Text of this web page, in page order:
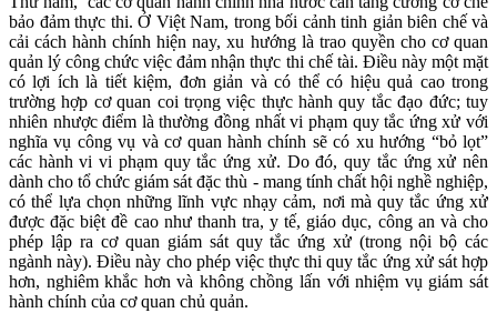
bảo đảm thực thi. Ở Việt Nam, trong bối cảnh tinh giản biên chế và
cải cách hành chính hiện nay, xu hướng là trao quyền cho cơ quan
quản lý công chức việc đảm nhận thực thi chế tài. Điều này một mặt
có lợi ích là tiết kiệm, đơn giản và có thể có hiệu quả cao trong
trường hợp cơ quan coi trọng việc thực hành quy tắc đạo đức; tuy
nhiên nhược điểm là thường đồng nhất vi phạm quy tắc ứng xử với
nghĩa vụ công vụ và cơ quan hành chính sẽ có xu hướng “bỏ lọt”
các hành vi vi phạm quy tắc ứng xử. Do đó, quy tắc ứng xử nên
dành cho tổ chức giám sát đặc thù - mang tính chất hội nghề nghiệp,
có thể lựa chọn những lĩnh vực nhạy cảm, nơi mà quy tắc ứng xử
được đặc biệt đề cao như thanh tra, y tế, giáo dục, công an và cho
phép lập ra cơ quan giám sát quy tắc ứng xử (trong nội bộ các
ngành này). Điều này cho phép việc thực thi quy tắc ứng xử sát hợp
hơn, nghiêm khắc hơn và không chồng lấn với nhiệm vụ giám sát
hành chính của cơ quan chủ quản.